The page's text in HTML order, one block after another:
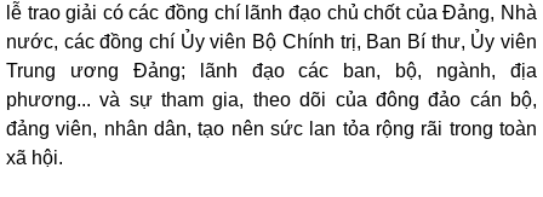
lễ trao giải có các đồng chí lãnh đạo chủ chốt của Đảng, Nhà
nước, các đồng chí Ủy viên Bộ Chính trị, Ban Bí thư, Ủy viên
Trung ương Đảng; lãnh đạo các ban, bộ, ngành, địa
phương... và sự tham gia, theo dõi của đông đảo cán bộ,
đảng viên, nhân dân, tạo nên sức lan tỏa rộng rãi trong toàn
xã hội.